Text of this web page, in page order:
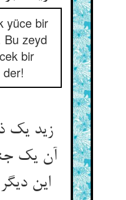
yüce bir
Bu zeyd
bir
زيد يك
آن يك
اين